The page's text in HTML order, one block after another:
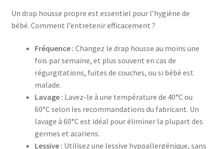
Un drap housse propre est essentiel pour l’hygiène de
bébé. Comment l’entretenir efficacement ?
Fréquence : Changez le drap housse au moins une
fois par semaine, et plus souvent en cas de
régurgitations, fuites de couches, ou si bébé est
malade.
Lavage : Lavez-le à une température de 40°C ou
60°C selon les recommandations du fabricant. Un
lavage à 60°C est idéal pour éliminer la plupart des
germes et acariens.
Lessive : Utilisez une lessive hypoallergénique, sans